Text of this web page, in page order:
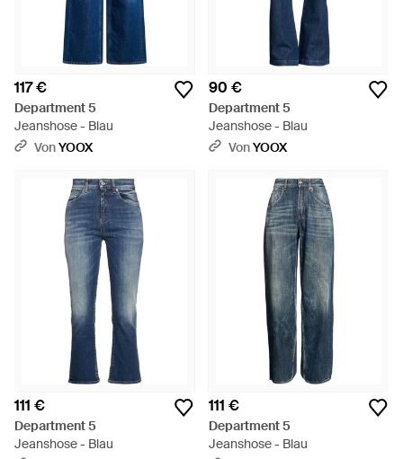
117 €
Department 5
Jeanshose - Blau
VonYOOX
90 €
Department 5
Jeanshose - Blau
VonYOOX
111 €
Department 5
Jeanshose - Blau
111 €
Department 5
Jeanshose - Blau